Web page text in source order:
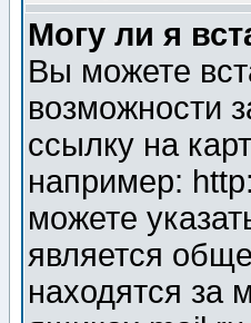
Могу ли я
Вы можете
возможности
ссылку на
например:
можете
является
находятся за